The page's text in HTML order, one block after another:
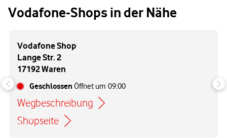
Vodafone-Shops in der Nähe
Vodafone Shop
Lange Str. 2
17192 Waren
Geschlossen Öffnet um 09:00
Wegbeschreibung
Link öffnet in einem neuen Tab
Shopseite